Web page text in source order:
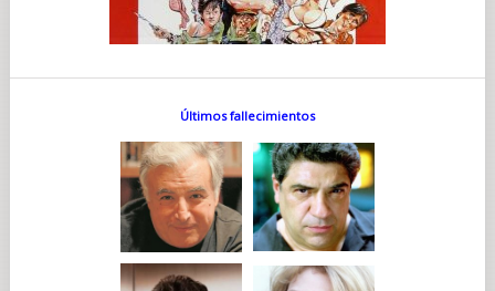
Últimos fallecimientos